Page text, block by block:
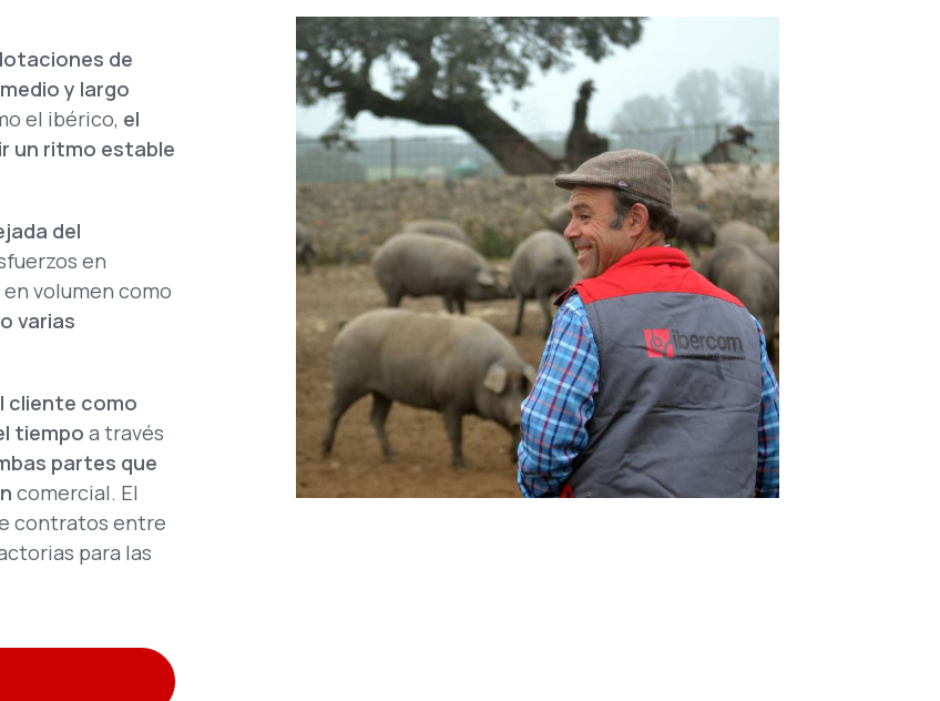
de
y largo
el ibérico, el
un ritmo estable
del
en
volumen como
varias
cliente como
tiempo a través
partes que
comercial. El
contratos entre
para las